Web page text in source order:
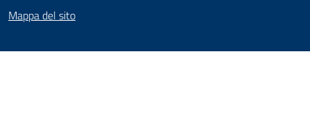
Mappa del sito